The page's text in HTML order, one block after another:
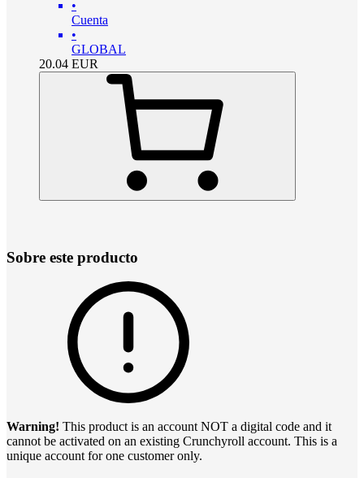
•
Cuenta
•
GLOBAL
20.04 EUR
Sobre este producto
Warning! This product is an account NOT a digital code and it
cannot be activated on an existing Crunchyroll account. This is a
unique account for one customer only.